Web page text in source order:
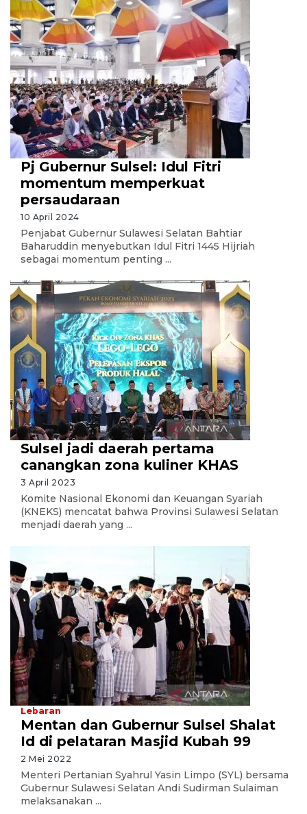
Pj Gubernur Sulsel: Idul Fitri
momentum memperkuat
persaudaraan
10 April 2024
Penjabat Gubernur Sulawesi Selatan Bahtiar
Baharuddin menyebutkan Idul Fitri 1445 Hijriah
sebagai momentum penting ...
Sulsel jadi daerah pertama
canangkan zona kuliner KHAS
3 April 2023
Komite Nasional Ekonomi dan Keuangan Syariah
(KNEKS) mencatat bahwa Provinsi Sulawesi Selatan
menjadi daerah yang ...
Lebaran
Mentan dan Gubernur Sulsel Shalat
Id di pelataran Masjid Kubah 99
2 Mei 2022
Menteri Pertanian Syahrul Yasin Limpo (SYL) bersama
Gubernur Sulawesi Selatan Andi Sudirman Sulaiman
melaksanakan ...